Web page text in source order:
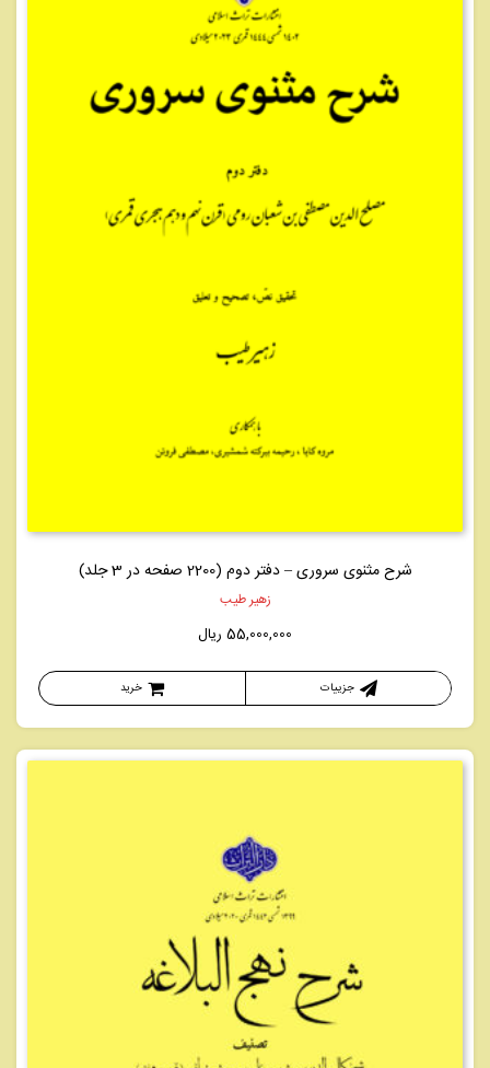
شرح مثنوی سروری – دفتر دوم (2200 صفحه در 3 جلد)
زهیر طیب
55,000,000 ریال
جزییات خرید